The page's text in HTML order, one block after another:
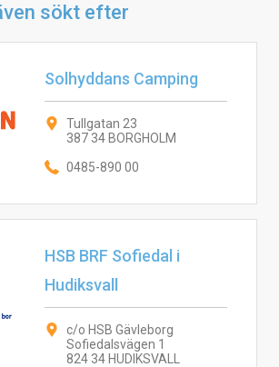
sökt efter
Solhyddans Camping
Tullgatan 23
387 34 BORGHOLM
0485-890 00
HSB BRF Sofiedal i
Hudiksvall
c/o HSB Gävleborg
Sofiedalsvägen 1
824 34 HUDIKSVALL